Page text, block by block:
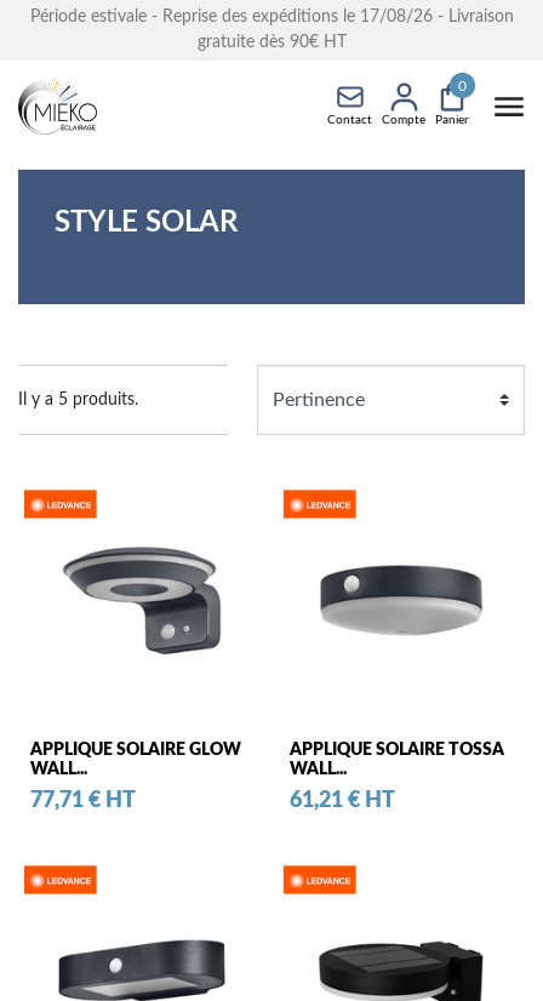
Période estivale - Reprise des expéditions le 17/08/26 - Livraison
gratuite dès 90€ HT
Contact Compte Panier
0
STYLE SOLAR
Il y a 5 produits.
APPLIQUE SOLAIRE GLOW
WALL...
Prix
77,71 € HT
APPLIQUE SOLAIRE TOSSA
WALL...
Prix
61,21 € HT